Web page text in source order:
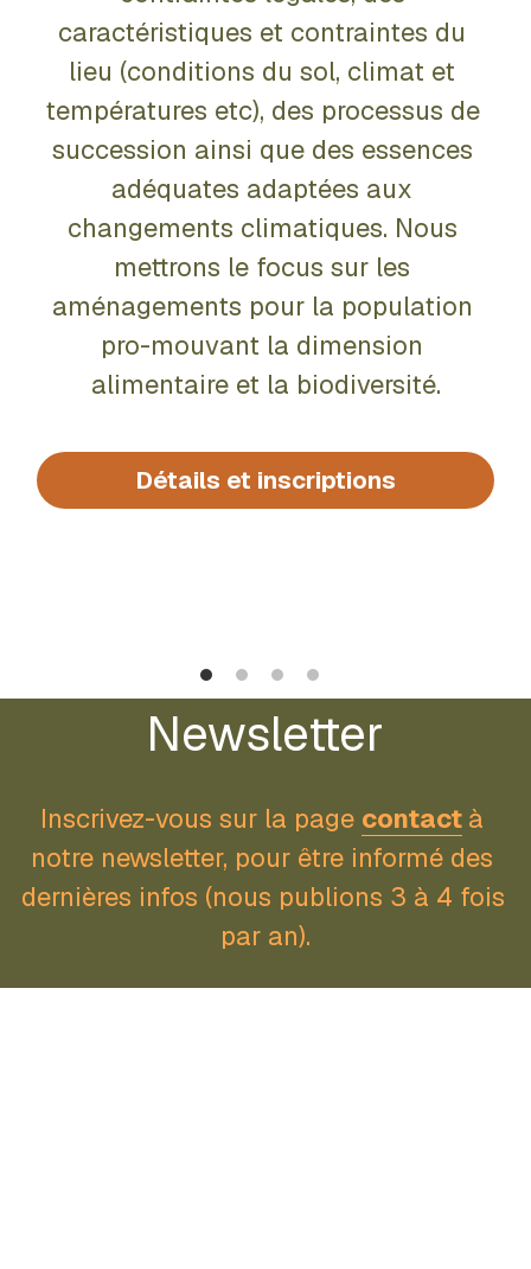
caractéristiques et contraintes du
lieu (conditions du sol, climat et
températures etc), des processus de
succession ainsi que des essences
adéquates adaptées aux
changements climatiques. Nous
mettrons le focus sur les
aménagements pour la population
pro-mouvant la dimension
alimentaire et la biodiversité.
Détails et inscriptions
Newsletter
Inscrivez-vous sur la page contact à
notre newsletter, pour être informé des
dernières infos (nous publions 3 à 4 fois
par an).